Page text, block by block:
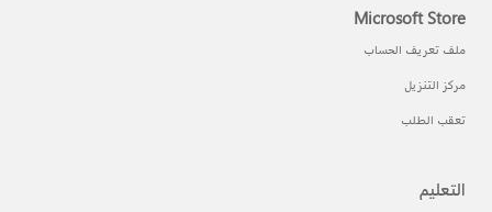
Microsoft Store
ملف تعريف الحساب
مركز التنزيل
تعقب الطلب
التعليم